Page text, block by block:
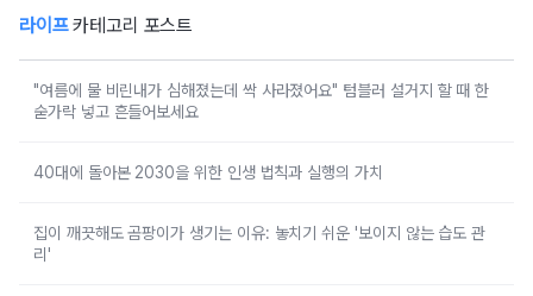
라이프카테고리 포스트
"여름에 물 비린내가 심해졌는데 싹 사라졌어요" 텀블러 설거지 할 때 한
숟가락 넣고 흔들어보세요
40대에 돌아본 2030을 위한 인생 법칙과 실행의 가치
집이 깨끗해도 곰팡이가 생기는 이유: 놓치기 쉬운 '보이지 않는 습도 관
리'